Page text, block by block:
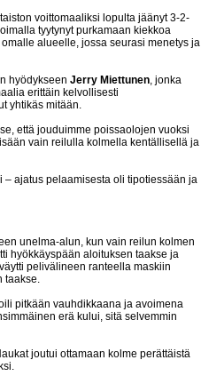
voittomaaliksi lopulta jäänyt 3-2-
tyytynyt purkamaan kiekkoa
alueelle, jossa seurasi menetys ja
hyödykseen Jerry Miettunen, jonka
erittäin kelvollisesti
yhtikäs mitään.
että jouduimme poissaolojen vuoksi
vain reilulla kolmella kentällisellä ja
– ajatus pelaamisesta oli tipotiessään ja
unelma-alun, kun vain reilun kolmen
hyökkäyspään aloituksen taakse ja
pelivälineen ranteella maskiin
taakse.
pitkään vauhdikkaana ja avoimena
erä kului, sitä selvemmin
joutui ottamaan kolme perättäistä